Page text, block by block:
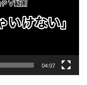
04:07